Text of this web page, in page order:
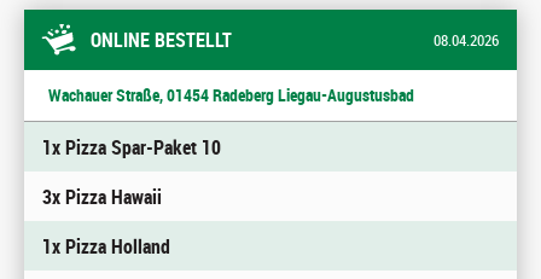
ONLINE BESTELLT 08.04.2026
Wachauer Straße, 01454 Radeberg Liegau-Augustusbad
1x Pizza Spar-Paket 10
3x Pizza Hawaii
1x Pizza Holland